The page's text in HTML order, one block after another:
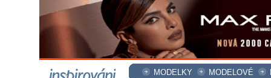
MODELKY MODELOVÉ